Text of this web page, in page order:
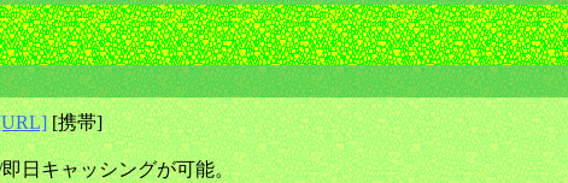
[携帯]
日キャッシングが可能。